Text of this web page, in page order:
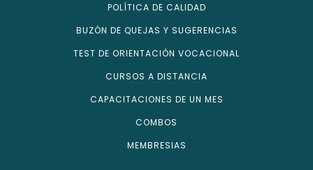
POLÍTICA DE CALIDAD
BUZÓN DE QUEJAS Y SUGERENCIAS
TEST DE ORIENTACIÓN VOCACIONAL
CURSOS A DISTANCIA
CAPACITACIONES DE UN MES
COMBOS
MEMBRESIAS